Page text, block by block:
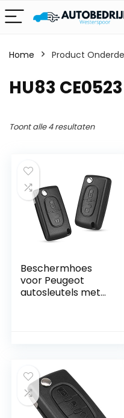
Home Product
‎HU83 CE0523
Toont alle 4 resultaten
Beschermhoes
voor Peugeot
autosleutels met